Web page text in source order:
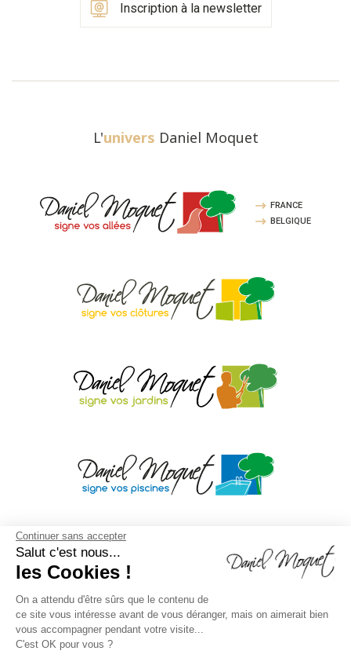
Continuer sans accepter
Salut c'est nous...
les Cookies !
On a attendu d'être sûrs que le contenu de
ce site vous intéresse avant de vous déranger, mais on aimerait bien
vous accompagner pendant votre visite...
C'est OK pour vous ?
Inscription à la newsletter
L'univers Daniel Moquet
FRANCE
BELGIQUE